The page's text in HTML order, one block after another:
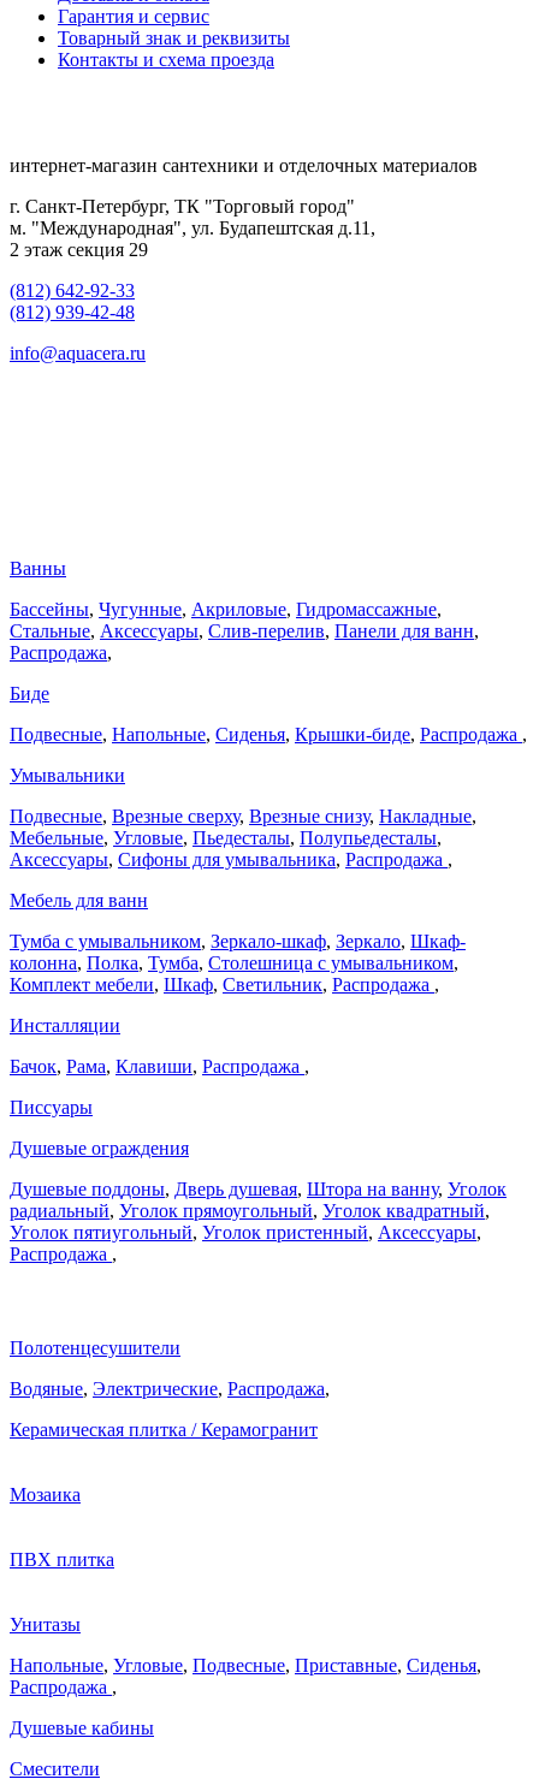
Гарантия и сервис
Товарный знак и реквизиты
Контакты и схема проезда
интернет-магазин сантехники и отделочных материалов
г. Санкт-Петербург, ТК "Торговый город"
м. "Международная", ул. Будапештская д.11,
2 этаж секция 29
(812) 642-92-33
(812) 939-42-48
info@aquacera.ru
Ванны
Бассейны, Чугунные, Акриловые, Гидромассажные,
Стальные, Аксессуары, Слив-перелив, Панели для ванн,
Распродажа,
Биде
Подвесные, Напольные, Сиденья, Крышки-биде, Распродажа ,
Умывальники
Подвесные, Врезные сверху, Врезные снизу, Накладные,
Мебельные, Угловые, Пьедесталы, Полупьедесталы,
Аксессуары, Сифоны для умывальника, Распродажа ,
Мебель для ванн
Тумба с умывальником, Зеркало-шкаф, Зеркало, Шкаф-
колонна, Полка, Тумба, Столешница с умывальником,
Комплект мебели, Шкаф, Светильник, Распродажа ,
Инсталляции
Бачок, Рама, Клавиши, Распродажа ,
Писсуары
Душевые ограждения
Душевые поддоны, Дверь душевая, Штора на ванну, Уголок
радиальный, Уголок прямоугольный, Уголок квадратный,
Уголок пятиугольный, Уголок пристенный, Аксессуары,
Распродажа ,
Полотенцесушители
Водяные, Электрические, Распродажа,
Керамическая плитка / Керамогранит
Мозаика
ПВХ плитка
Унитазы
Напольные, Угловые, Подвесные, Приставные, Сиденья,
Распродажа ,
Душевые кабины
Смесители